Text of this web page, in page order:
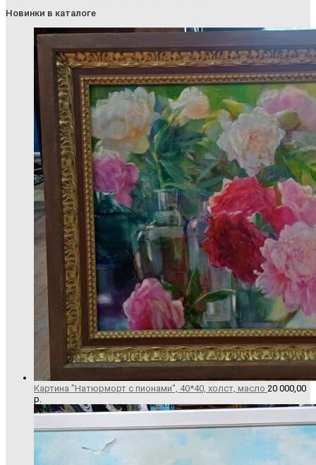
Новинки в каталоге
Картина "Натюрморт с пионами", 40*40, холст, масло 20 000,00
р.